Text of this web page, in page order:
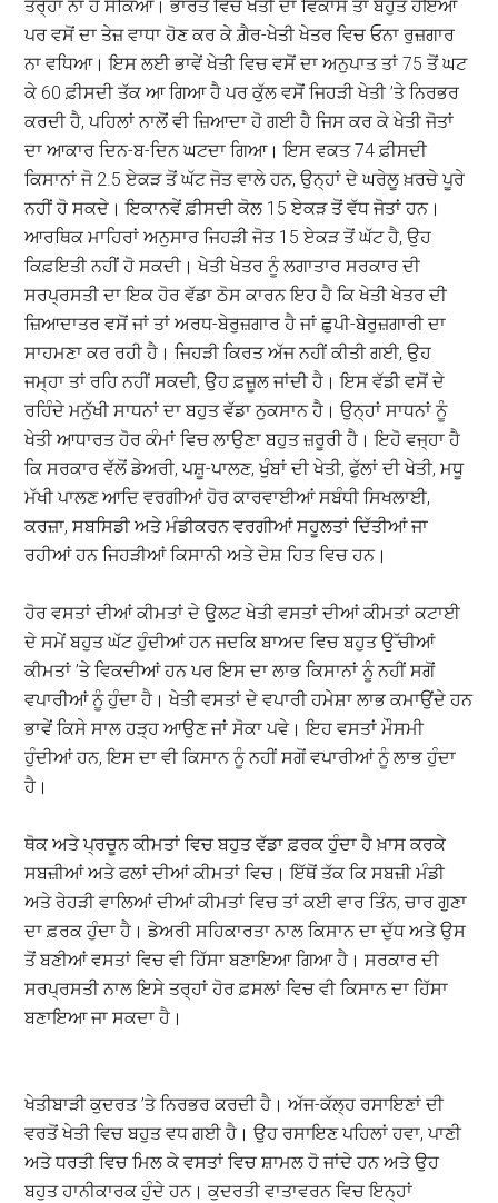
ਤਰ੍ਹਾਂ ਨਾ ਹੋ ਸਕਿਆ। ਭਾਰਤ ਵਿਚ ਖੇਤੀ ਦਾ ਵਿਕਾਸ ਤਾਂ ਬਹੁਤ ਹੋਇਆ
ਪਰ ਵਸੋਂ ਦਾ ਤੇਜ਼ ਵਾਧਾ ਹੋਣ ਕਰ ਕੇ ਗ਼ੈਰ-ਖੇਤੀ ਖੇਤਰ ਵਿਚ ਓਨਾ ਰੁਜ਼ਗਾਰ
ਨਾ ਵਧਿਆ। ਇਸ ਲਈ ਭਾਵੇਂ ਖੇਤੀ ਵਿਚ ਵਸੋਂ ਦਾ ਅਨੁਪਾਤ ਤਾਂ 75 ਤੋਂ ਘਟ
ਕੇ 60 ਫ਼ੀਸਦੀ ਤੱਕ ਆ ਗਿਆ ਹੈ ਪਰ ਕੁੱਲ ਵਸੋਂ ਜਿਹੜੀ ਖੇਤੀ ’ਤੇ ਨਿਰਭਰ
ਕਰਦੀ ਹੈ, ਪਹਿਲਾਂ ਨਾਲੋਂ ਵੀ ਜ਼ਿਆਦਾ ਹੋ ਗਈ ਹੈ ਜਿਸ ਕਰ ਕੇ ਖੇਤੀ ਜੋਤਾਂ
ਦਾ ਆਕਾਰ ਦਿਨ-ਬ-ਦਿਨ ਘਟਦਾ ਗਿਆ। ਇਸ ਵਕਤ 74 ਫ਼ੀਸਦੀ
ਕਿਸਾਨਾਂ ਜੋ 2.5 ਏਕੜ ਤੋਂ ਘੱਟ ਜੋਤ ਵਾਲੇ ਹਨ, ਉਨ੍ਹਾਂ ਦੇ ਘਰੇਲੂ ਖ਼ਰਚੇ ਪੂਰੇ
ਨਹੀਂ ਹੋ ਸਕਦੇ। ਇਕਾਨਵੇਂ ਫ਼ੀਸਦੀ ਕੋਲ 15 ਏਕੜ ਤੋਂ ਵੱਧ ਜੋਤਾਂ ਹਨ।
ਆਰਥਿਕ ਮਾਹਿਰਾਂ ਅਨੁਸਾਰ ਜਿਹੜੀ ਜੋਤ 15 ਏਕੜ ਤੋਂ ਘੱਟ ਹੈ, ਉਹ
ਕਿਫ਼ਇਤੀ ਨਹੀਂ ਹੋ ਸਕਦੀ। ਖੇਤੀ ਖੇਤਰ ਨੂੰ ਲਗਾਤਾਰ ਸਰਕਾਰ ਦੀ
ਸਰਪ੍ਰਸਤੀ ਦਾ ਇਕ ਹੋਰ ਵੱਡਾ ਠੋਸ ਕਾਰਨ ਇਹ ਹੈ ਕਿ ਖੇਤੀ ਖੇਤਰ ਦੀ
ਜ਼ਿਆਦਾਤਰ ਵਸੋਂ ਜਾਂ ਤਾਂ ਅਰਧ-ਬੇਰੁਜ਼ਗਾਰ ਹੈ ਜਾਂ ਛੁਪੀ-ਬੇਰੁਜ਼ਗਾਰੀ ਦਾ
ਸਾਹਮਣਾ ਕਰ ਰਹੀ ਹੈ। ਜਿਹੜੀ ਕਿਰਤ ਅੱਜ ਨਹੀਂ ਕੀਤੀ ਗਈ, ਉਹ
ਜਮ੍ਹਾ ਤਾਂ ਰਹਿ ਨਹੀਂ ਸਕਦੀ, ਉਹ ਫ਼ਜ਼ੂਲ ਜਾਂਦੀ ਹੈ। ਇਸ ਵੱਡੀ ਵਸੋਂ ਦੇ
ਰਹਿੰਦੇ ਮਨੁੱਖੀ ਸਾਧਨਾਂ ਦਾ ਬਹੁਤ ਵੱਡਾ ਨੁਕਸਾਨ ਹੈ। ਉਨ੍ਹਾਂ ਸਾਧਨਾਂ ਨੂੰ
ਖੇਤੀ ਆਧਾਰਤ ਹੋਰ ਕੰਮਾਂ ਵਿਚ ਲਾਉਣਾ ਬਹੁਤ ਜ਼ਰੂਰੀ ਹੈ। ਇਹੋ ਵਜ੍ਹਾ ਹੈ
ਕਿ ਸਰਕਾਰ ਵੱਲੋਂ ਡੇਅਰੀ, ਪਸ਼ੂ-ਪਾਲਣ, ਖੁੰਬਾਂ ਦੀ ਖੇਤੀ, ਫੁੱਲਾਂ ਦੀ ਖੇਤੀ, ਮਧੂ
ਮੱਖੀ ਪਾਲਣ ਆਦਿ ਵਰਗੀਆਂ ਹੋਰ ਕਾਰਵਾਈਆਂ ਸਬੰਧੀ ਸਿਖਲਾਈ,
ਕਰਜ਼ਾ, ਸਬਸਿਡੀ ਅਤੇ ਮੰਡੀਕਰਨ ਵਰਗੀਆਂ ਸਹੂਲਤਾਂ ਦਿੱਤੀਆਂ ਜਾ
ਰਹੀਆਂ ਹਨ ਜਿਹੜੀਆਂ ਕਿਸਾਨੀ ਅਤੇ ਦੇਸ਼ ਹਿਤ ਵਿਚ ਹਨ।
ਹੋਰ ਵਸਤਾਂ ਦੀਆਂ ਕੀਮਤਾਂ ਦੇ ਉਲਟ ਖੇਤੀ ਵਸਤਾਂ ਦੀਆਂ ਕੀਮਤਾਂ ਕਟਾਈ
ਦੇ ਸਮੇਂ ਬਹੁਤ ਘੱਟ ਹੁੰਦੀਆਂ ਹਨ ਜਦਕਿ ਬਾਅਦ ਵਿਚ ਬਹੁਤ ਉੱਚੀਆਂ
ਕੀਮਤਾਂ ’ਤੇ ਵਿਕਦੀਆਂ ਹਨ ਪਰ ਇਸ ਦਾ ਲਾਭ ਕਿਸਾਨਾਂ ਨੂੰ ਨਹੀਂ ਸਗੋਂ
ਵਪਾਰੀਆਂ ਨੂੰ ਹੁੰਦਾ ਹੈ। ਖੇਤੀ ਵਸਤਾਂ ਦੇ ਵਪਾਰੀ ਹਮੇਸ਼ਾ ਲਾਭ ਕਮਾਉਂਦੇ ਹਨ
ਭਾਵੇਂ ਕਿਸੇ ਸਾਲ ਹੜ੍ਹ ਆਉਣ ਜਾਂ ਸੋਕਾ ਪਵੇ। ਇਹ ਵਸਤਾਂ ਮੌਸਮੀ
ਹੁੰਦੀਆਂ ਹਨ, ਇਸ ਦਾ ਵੀ ਕਿਸਾਨ ਨੂੰ ਨਹੀਂ ਸਗੋਂ ਵਪਾਰੀਆਂ ਨੂੰ ਲਾਭ ਹੁੰਦਾ
ਹੈ।
ਥੋਕ ਅਤੇ ਪ੍ਰਚੂਨ ਕੀਮਤਾਂ ਵਿਚ ਬਹੁਤ ਵੱਡਾ ਫ਼ਰਕ ਹੁੰਦਾ ਹੈ ਖ਼ਾਸ ਕਰਕੇ
ਸਬਜ਼ੀਆਂ ਅਤੇ ਫਲਾਂ ਦੀਆਂ ਕੀਮਤਾਂ ਵਿਚ। ਇੱਥੋਂ ਤੱਕ ਕਿ ਸਬਜ਼ੀ ਮੰਡੀ
ਅਤੇ ਰੇਹੜੀ ਵਾਲਿਆਂ ਦੀਆਂ ਕੀਮਤਾਂ ਵਿਚ ਤਾਂ ਕਈ ਵਾਰ ਤਿੰਨ, ਚਾਰ ਗੁਣਾ
ਦਾ ਫ਼ਰਕ ਹੁੰਦਾ ਹੈ। ਡੇਅਰੀ ਸਹਿਕਾਰਤਾ ਨਾਲ ਕਿਸਾਨ ਦਾ ਦੁੱਧ ਅਤੇ ਉਸ
ਤੋਂ ਬਣੀਆਂ ਵਸਤਾਂ ਵਿਚ ਵੀ ਹਿੱਸਾ ਬਣਾਇਆ ਗਿਆ ਹੈ। ਸਰਕਾਰ ਦੀ
ਸਰਪ੍ਰਸਤੀ ਨਾਲ ਇਸੇ ਤਰ੍ਹਾਂ ਹੋਰ ਫ਼ਸਲਾਂ ਵਿਚ ਵੀ ਕਿਸਾਨ ਦਾ ਹਿੱਸਾ
ਬਣਾਇਆ ਜਾ ਸਕਦਾ ਹੈ।
ਖੇਤੀਬਾੜੀ ਕੁਦਰਤ ’ਤੇ ਨਿਰਭਰ ਕਰਦੀ ਹੈ। ਅੱਜ-ਕੱਲ੍ਹ ਰਸਾਇਣਾਂ ਦੀ
ਵਰਤੋਂ ਖੇਤੀ ਵਿਚ ਬਹੁਤ ਵਧ ਗਈ ਹੈ। ਉਹ ਰਸਾਇਣ ਪਹਿਲਾਂ ਹਵਾ, ਪਾਣੀ
ਅਤੇ ਧਰਤੀ ਵਿਚ ਮਿਲ ਕੇ ਵਸਤਾਂ ਵਿਚ ਸ਼ਾਮਲ ਹੋ ਜਾਂਦੇ ਹਨ ਅਤੇ ਉਹ
ਬਹੁਤ ਹਾਨੀਕਾਰਕ ਹੁੰਦੇ ਹਨ। ਕੁਦਰਤੀ ਵਾਤਾਵਰਨ ਵਿਚ ਇਨ੍ਹਾਂ